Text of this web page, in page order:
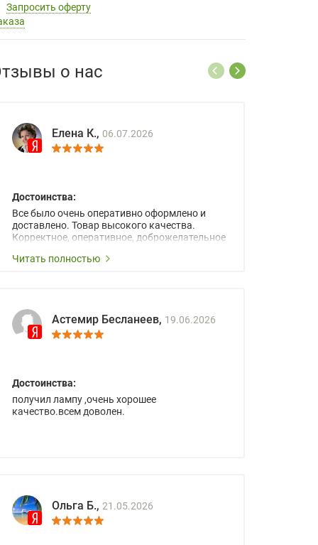
Запросить оферту
о нас
Елена К., 06.07.2026
Достоинства:
Все было очень оперативно оформлено и
доставлено. Товар высокого качества.
Корректное, оперативное, доброжелательное
Читать полностью
Астемир Бесланеев, 19.06.2026
Достоинства:
получил лампу ,очень хорошее
качество.всем доволен.
Ольга Б., 21.05.2026